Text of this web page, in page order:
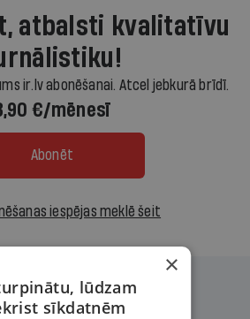
atbalsti kvalitatīvu
ir.lv abonēšanai. Atcel jebkurā brīdī.
€/mēnesī
Abonēt
iespējas meklē šeit
×
lūdzam
sīkdatnēm